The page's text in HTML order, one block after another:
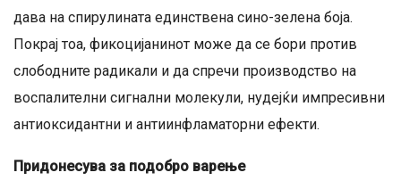
дава на спирулината единствена сино-зелена боја.
Покрај тоа, фикоцијанинот може да се бори против
слободните радикали и да спречи производство на
воспалителни сигнални молекули, нудејќи импресивни
антиоксидантни и антиинфламаторни ефекти.
Придонесува за подобро варење